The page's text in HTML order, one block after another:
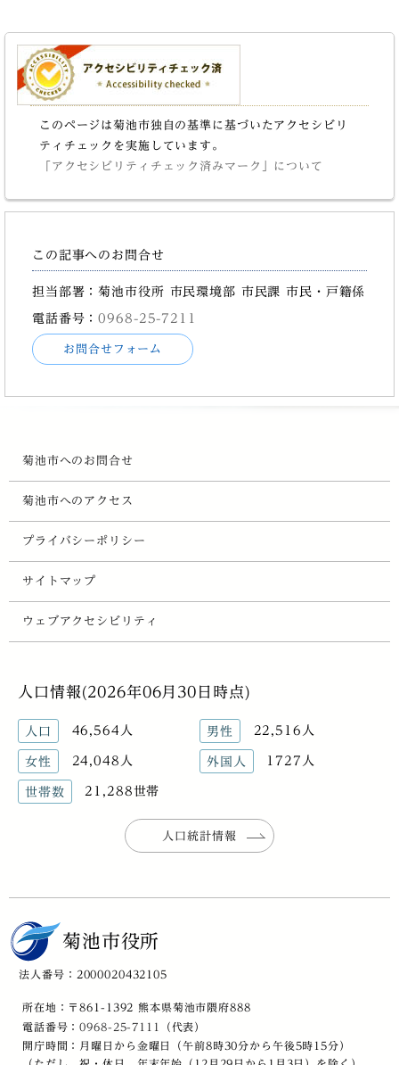
このページは菊池市独自の基準に基づいたアクセシビリ
ティチェックを実施しています。
「アクセシビリティチェック済みマーク」について
この記事へのお問合せ
担当部署：菊池市役所 市民環境部 市民課 市民・戸籍係
電話番号：0968-25-7211
お問合せフォーム
菊池市へのお問合せ
菊池市へのアクセス
プライバシーポリシー
サイトマップ
ウェブアクセシビリティ
人口情報(2026年06月30日時点)
人口 46,564人 男性 22,516人
女性 24,048人 外国人 1727人
世帯数 21,288世帯
人口統計情報
菊池市役所
法人番号：2000020432105
所在地：〒861-1392 熊本県菊池市隈府888
電話番号：0968-25-7111
（代表）
開庁時間：月曜日から金曜日（午前8時30分から午後5時15分）